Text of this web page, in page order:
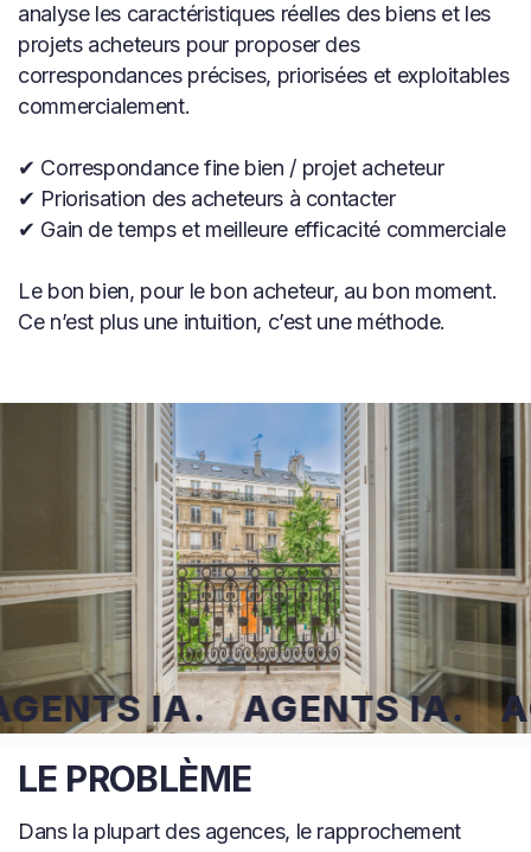
analyse les caractéristiques réelles des biens et les
projets acheteurs pour proposer des
correspondances précises, priorisées et exploitables
commercialement.
✔ Correspondance fine bien / projet acheteur
✔ Priorisation des acheteurs à contacter
✔ Gain de temps et meilleure efficacité commerciale
Le bon bien, pour le bon acheteur, au bon moment.
Ce n’est plus une intuition, c’est une méthode.
IA. AGENTS IA.
LE PROBLÈME
Dans la plupart des agences, le rapprochement